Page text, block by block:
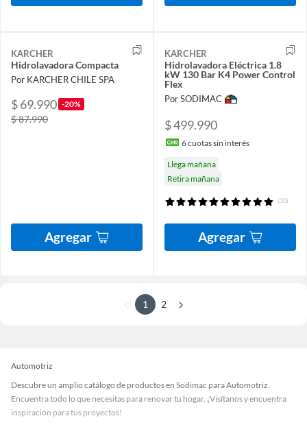
KARCHER
Hidrolavadora Compacta
Por KARCHER CHILE SPA
$ 69.990 -20%
$ 87.990
Agregar
KARCHER
Hidrolavadora Eléctrica 1.8
kW 130 Bar K4 Power Control
Flex
Por SODIMAC
$ 499.990
6cuotas sin interés
Llega mañana
Retira mañana
(10)
Agregar
1 2
Automotriz
Descubre un amplio catálogo de productos en Sodimac para Automotriz.
Encuentra todo lo que necesitas para renovar tu hogar. ¡Visítanos y encuentra
inspiración para tus proyectos!